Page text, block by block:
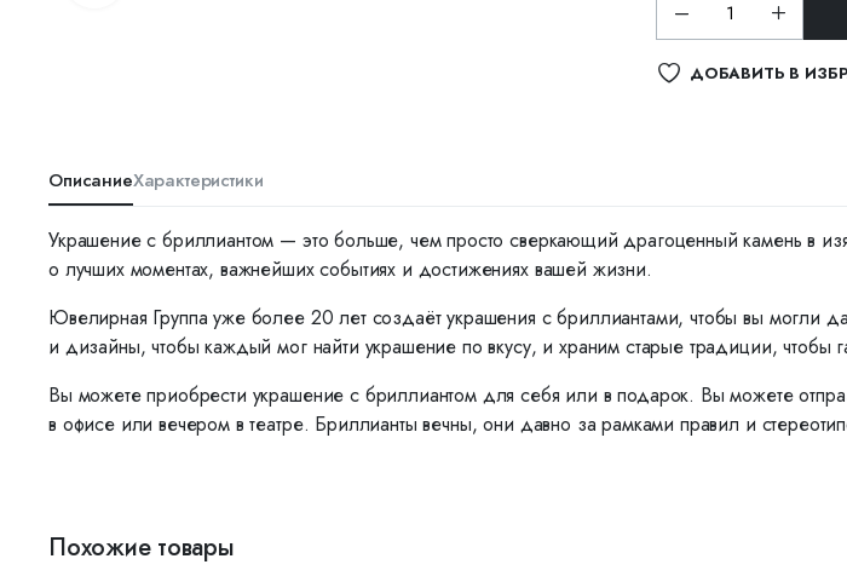
ДОБАВИТЬ В
ОписаниеХарактеристики
Украшение с бриллиантом — это больше, чем просто сверкающий драгоценный камень в
о лучших моментах, важнейших событиях и достижениях вашей жизни.
Ювелирная Группа уже более 20 лет создаёт украшения с бриллиантами, чтобы вы могли
и дизайны, чтобы каждый мог найти украшение по вкусу, и храним старые традиции, чтобы
Вы можете приобрести украшение с бриллиантом для себя или в подарок. Вы можете
в офисе или вечером в театре. Бриллианты вечны, они давно за рамками правил и
Похожие товары